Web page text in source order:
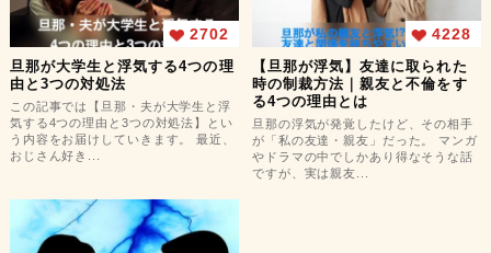
2702
旦那が大学生と浮気する4つの理
由と3つの対処法
この記事では【旦那・夫が大学生と浮
気する4つの理由と3つの対処法】とい
う内容をお届けしていきます。 最近、
おじさん好き...
4228
【旦那が浮気】友達に取られた
時の制裁方法｜親友と不倫をす
る4つの理由とは
旦那の浮気が発覚したけど、その相手
が「私の友達・親友」だった。 マンガ
やドラマの中でしかあり得なそうな話
ですが、実は親友...